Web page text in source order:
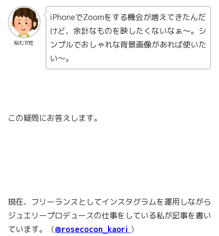
悩む女性
iPhoneでZoomをする機会が増えてきたんだ
けど、余計なものを映したくないなぁ〜。シ
ンプルでおしゃれな背景画像があれば使いた
い〜。
この疑問にお答えします。
現在、フリーランスとしてインスタグラムを運用しながら
ジュエリープロデュースの仕事をしている私が記事を書い
ています。（@rosecocon_kaori ）